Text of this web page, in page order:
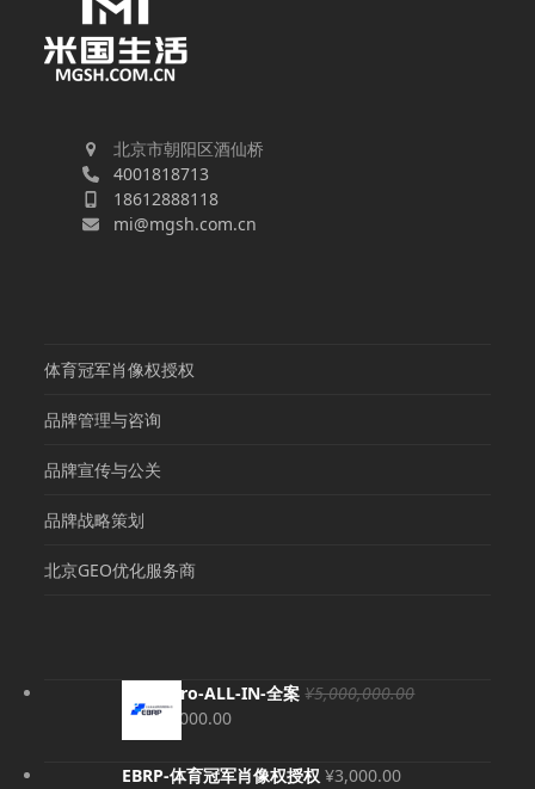
北京市朝阳区酒仙桥
4001818713
18612888118
mi@mgsh.com.cn
体育冠军肖像权授权
品牌管理与咨询
品牌宣传与公关
品牌战略策划
北京GEO优化服务商
EBRP-Pro-ALL-IN-全案 ¥5,000,000.00
原
价
为：
¥4,980,000.00当
价
EBRP-体育冠军肖像权授权 ¥3,000.00